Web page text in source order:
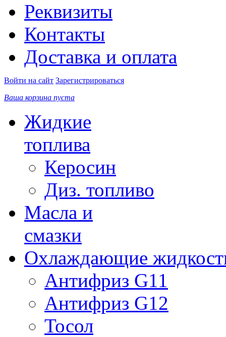
Реквизиты
Контакты
Доставка и оплата
Войти на сайт Зарегистрироваться
Ваша корзина пуста
Жидкие
топлива
Керосин
Диз. топливо
Масла и
смазки
Охлаждающие
Антифриз G11
Антифриз G12
Тосол